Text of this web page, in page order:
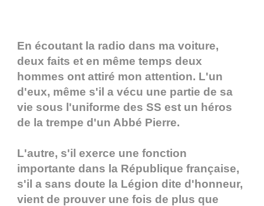
En écoutant la radio dans ma voiture,
deux faits et en même temps deux
hommes ont attiré mon attention. L'un
d'eux, même s'il a vécu une partie de sa
vie sous l'uniforme des SS est un héros
de la trempe d'un Abbé Pierre.
L'autre, s'il exerce une fonction
importante dans la République française,
s'il a sans doute la Légion dite d'honneur,
vient de prouver une fois de plus que